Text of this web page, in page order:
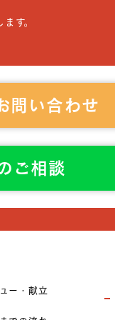
す。
問い合わせ
ご相談
ー・献立